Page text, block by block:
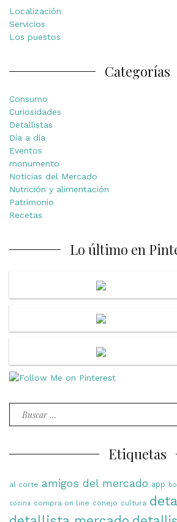
Localización
Servicios
Los puestos
Categorías
Consumo
Curiosidades
Detallistas
Día a día
Eventos
monumento
Noticias del Mercado
Nutrición y alimentación
Patrimonio
Recetas
Lo último en
Etiquetas
al corte amigos del mercado app
cocina compra on line conejo cultura